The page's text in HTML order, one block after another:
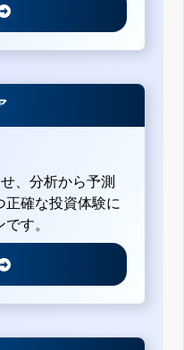
、分析から予測
正確な投資体験に
す。